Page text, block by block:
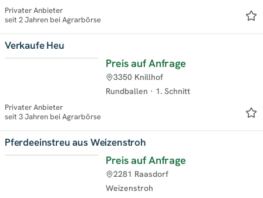
Privater Anbieter
seit 2 Jahren bei Agrarbörse
Verkaufe Heu
Preis auf Anfrage
Rundballen · 1. Schnitt
3350 Knillhof
Privater Anbieter
seit 3 Jahren bei Agrarbörse
Pferdeeinstreu aus Weizenstroh
Preis auf Anfrage
Weizenstroh
2281 Raasdorf